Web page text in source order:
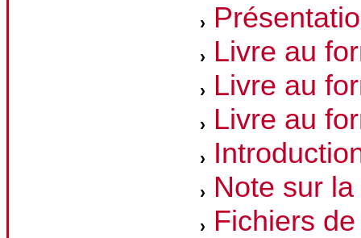
Livre au
Livre au
Livre au
Note sur la
Fichiers